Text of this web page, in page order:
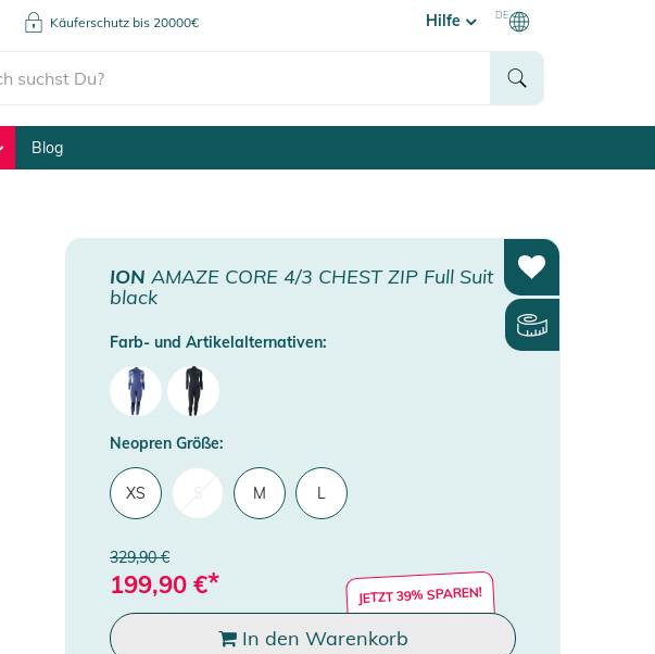
Käuferschutz bis 20000€ Hilfe DE
Blog
ION AMAZE CORE 4/3 CHEST ZIP Full Suit
black
Farb- und Artikelalternativen:
Neopren Größe:
XS M L
329,90 €
199,90 €* JETZT 39% SPAREN!
In den Warenkorb